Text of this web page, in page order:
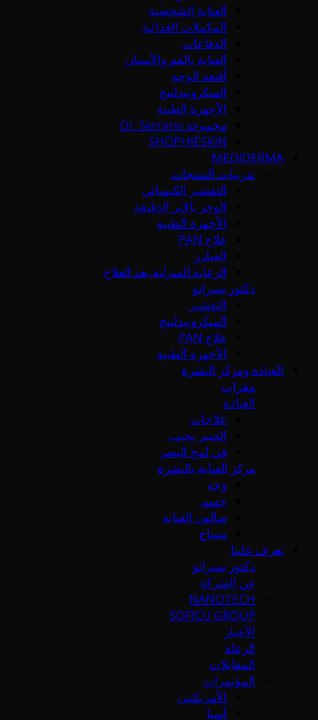
العناية الشخصية
المكملات الغذائية
الدفاعات
العناية بالفم والأسنان
أقنعة الوجه
الميكرونيدلينج
الأجهزة الطبية
مجموعة Dr. Serrano
SHOPHIESKIN
MEDIDERMA
تدريبات المنتجات
التقشير الكيميائي
الوخز بالإبر الدقيقة
الأجهزة الطبية
علاج PAN
الفيلرز
الرعاية المنزلية بعد العلاج
دكتور سيرانو
التقشير
الميكرونيدلينج
علاج PAN
الأجهزة الطبية
العيادة ومركز البشرة
مقرات
العيادة
علاجات
الخبير يجيب
في لمح البصر
مركز العناية بالبشرة
وجه
جسم
صالون العناية
مساج
تعرف علينا
دكتور سيرانو
عن الشركة
NANOTECH
SOFICU GROUP
الأخبار
الرعاة
المقابلات
المؤتمرات
الأمريكتين
آسيا